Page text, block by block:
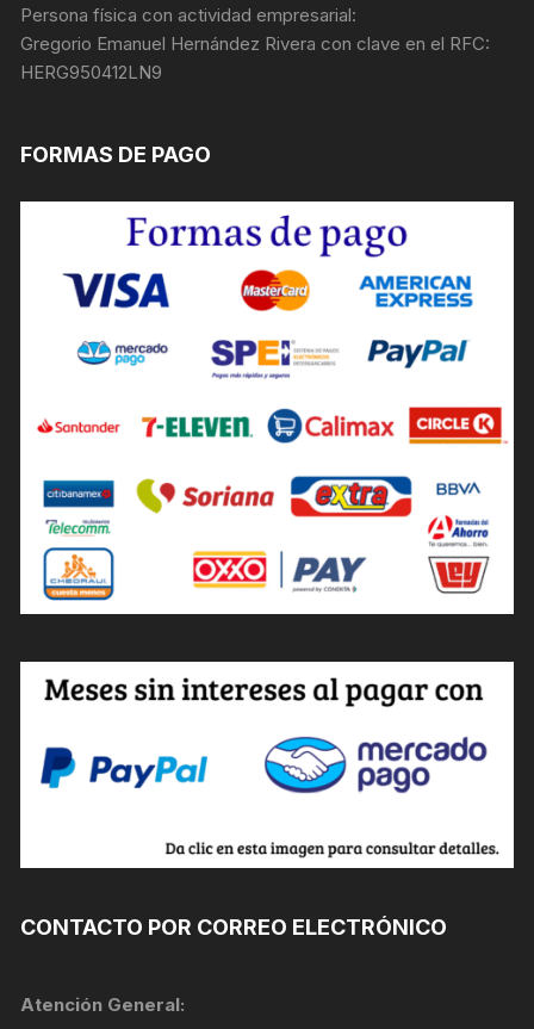
Persona física con actividad empresarial:
Gregorio Emanuel Hernández Rivera con clave en el RFC:
HERG950412LN9
FORMAS DE PAGO
CONTACTO POR CORREO ELECTRÓNICO
Atención General: